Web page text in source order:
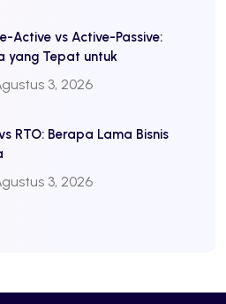
Active vs Active-Passive:
yang Tepat untuk
3, 2026
RTO: Berapa Lama Bisnis
3, 2026